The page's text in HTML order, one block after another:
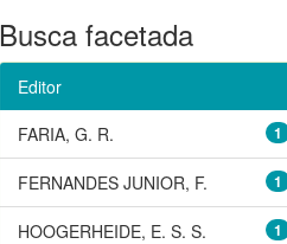
Busca facetada
Editor
1
FARIA, G. R.
1
FERNANDES JUNIOR, F.
1
HOOGERHEIDE, E. S. S.